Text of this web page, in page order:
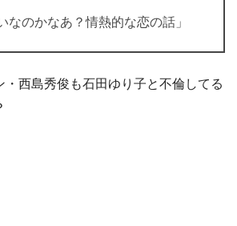
なのかなあ？情熱的な恋の話」
・西島秀俊も石田ゆり子と不倫してる